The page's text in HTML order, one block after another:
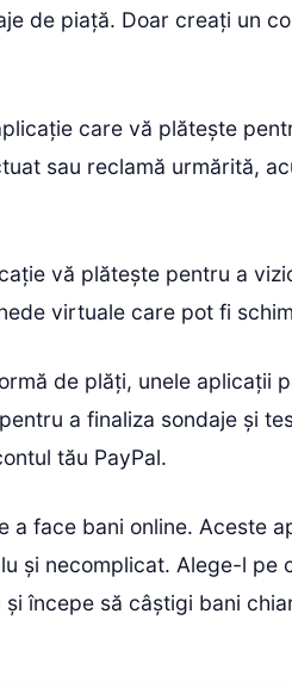
de piață. Doar creați un
care vă plătește
sau reclamă urmărită,
vă plătește pentru a
virtuale care pot fi
de plăți, unele aplicații
a finaliza sondaje și
tău PayPal.
a face bani online. Aceste
și necomplicat. Alege-l pe
începe să câștigi bani